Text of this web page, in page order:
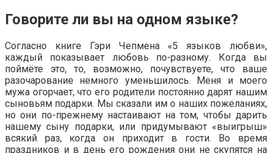
Говорите ли вы на одном языке?
Согласно книге Гэри Чепмена «5 языков любви»,
каждый показывает любовь по-разному. Когда вы
поймёте это, то, возможно, почувствуете, что ваше
разочарование немного уменьшилось. Меня и моего
мужа огорчает, что его родители постоянно дарят нашим
сыновьям подарки. Мы сказали им о наших пожеланиях,
но они по-прежнему настаивают на том, чтобы дарить
нашему сыну подарки, или придумывают «выигрыш»
всякий раз, когда он приходит в гости. Во время
праздников и в день его рождения они не скупятся на